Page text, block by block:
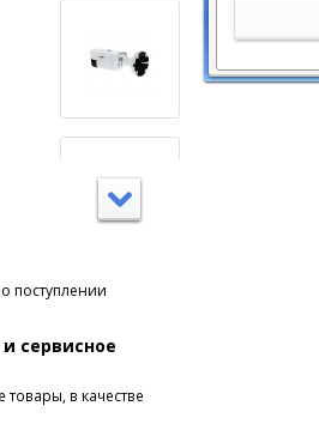
поступлении
сервисное
в качестве